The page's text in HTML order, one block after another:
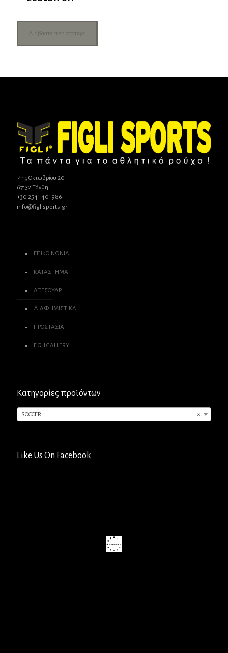
Διαβάστε περισσότερα
4ης Οκτωβρίου 20
67132 Ξάνθη
+30 2541 401986
info@figlisports.gr
ΕΠΙΚΟΙΝΩΝΙΑ
ΚΑΤΑΣΤΗΜΑ
ΑΞΕΣΟΥΑΡ
ΔΙΑΦΗΜΙΣΤΙΚΑ
ΠΡΟΣΤΑΣΙΑ
FIGLI GALLERY
Κατηγορίες προϊόντων
×
SOCCER
Like Us On Facebook